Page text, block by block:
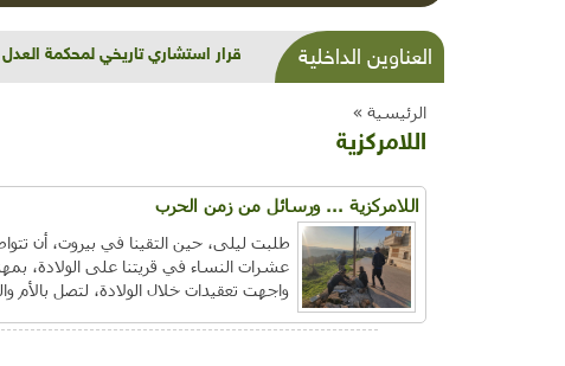
العناوين الداخلية شذرات بيئية وتنموية...بنية تحتية
الرئيسية »
اللامركزية
اللامركزية ... ورسائل من زمن الحرب
طلبت ليلى، حين التقينا في بيروت، أن
عشرات النساء في قريتنا على الولادة،
واجهت تعقيدات خلال الولادة، لتصل بالأم